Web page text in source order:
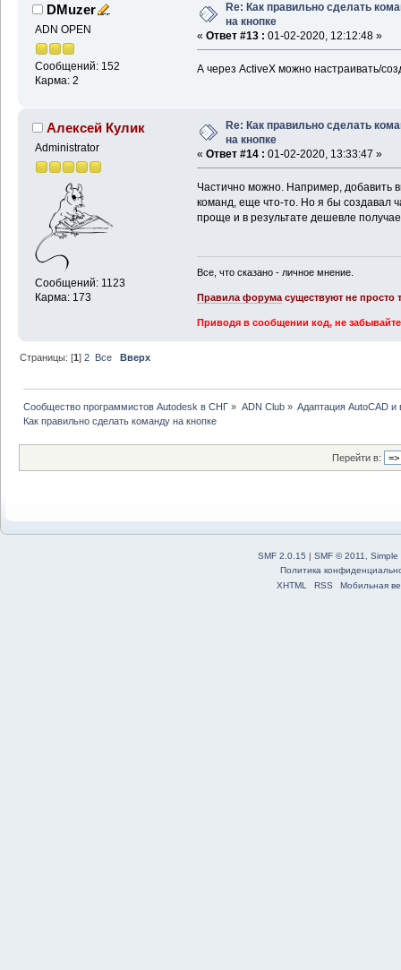
DMuzer
ADN OPEN
Сообщений: 152
Карма: 2
Re: Как правильно сделать
на кнопке
« Ответ #13 : 01-02-2020, 12:12:48 »
А через ActiveX можно настраивать/
Алексей Кулик
Administrator
Сообщений: 1123
Карма: 173
Re: Как правильно сделать
на кнопке
« Ответ #14 : 01-02-2020, 13:33:47 »
Частично можно. Например, добавить
команд, еще что-то. Но я бы создавал
проще и в результате дешевле
Все, что сказано - личное мнение.
Правила форумасуществуют не просто
Приводя в сообщении код, не
Страницы: [1]2 Все Вверх
Сообщество программистов Autodesk в СНГ » ADN Club» Адаптация AutoCAD и
Как правильно сделать команду на кнопке
Перейти в:
SMF 2.0.15 | SMF © 2011
Simple
Политика
XHTML
RSS Мобильная